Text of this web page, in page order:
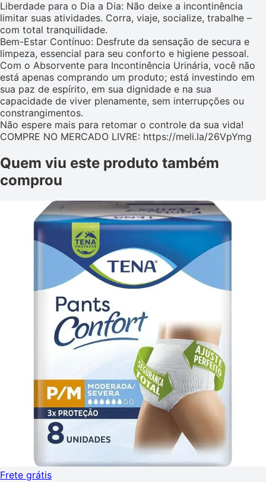
Liberdade para o Dia a Dia: Não deixe a incontinência
limitar suas atividades. Corra, viaje, socialize, trabalhe –
com total tranquilidade.
Bem-Estar Contínuo: Desfrute da sensação de secura e
limpeza, essencial para seu conforto e higiene pessoal.
Com o Absorvente para Incontinência Urinária, você não
está apenas comprando um produto; está investindo em
sua paz de espírito, em sua dignidade e na sua
capacidade de viver plenamente, sem interrupções ou
constrangimentos.
Não espere mais para retomar o controle da sua vida!
COMPRE NO MERCADO LIVRE: https://meli.la/26VpYmg
Quem viu este produto também
comprou
Frete grátis